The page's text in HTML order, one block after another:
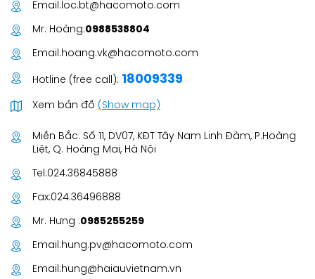
Email:loc.bt@hacomoto.com
Mr. Hoàng:0988538804
Email:hoang.vk@hacomoto.com
Hotline (free call): 18009339
Xem bản đồ (Show map)
Miền Bắc: Số 11, DV07, KĐT Tây Nam Linh Đàm, P.Hoàng
Liệt, Q. Hoàng Mai, Hà Nội
Tel:024.36845888
Fax:024.36496888
Mr. Hưng :0985255259
Email:hung.pv@hacomoto.com
Email:hung@haiauvietnam.vn